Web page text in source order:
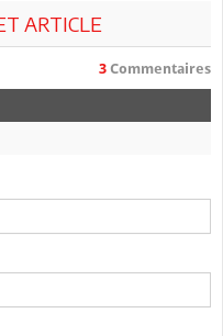
ARTICLE
3 Commentaires